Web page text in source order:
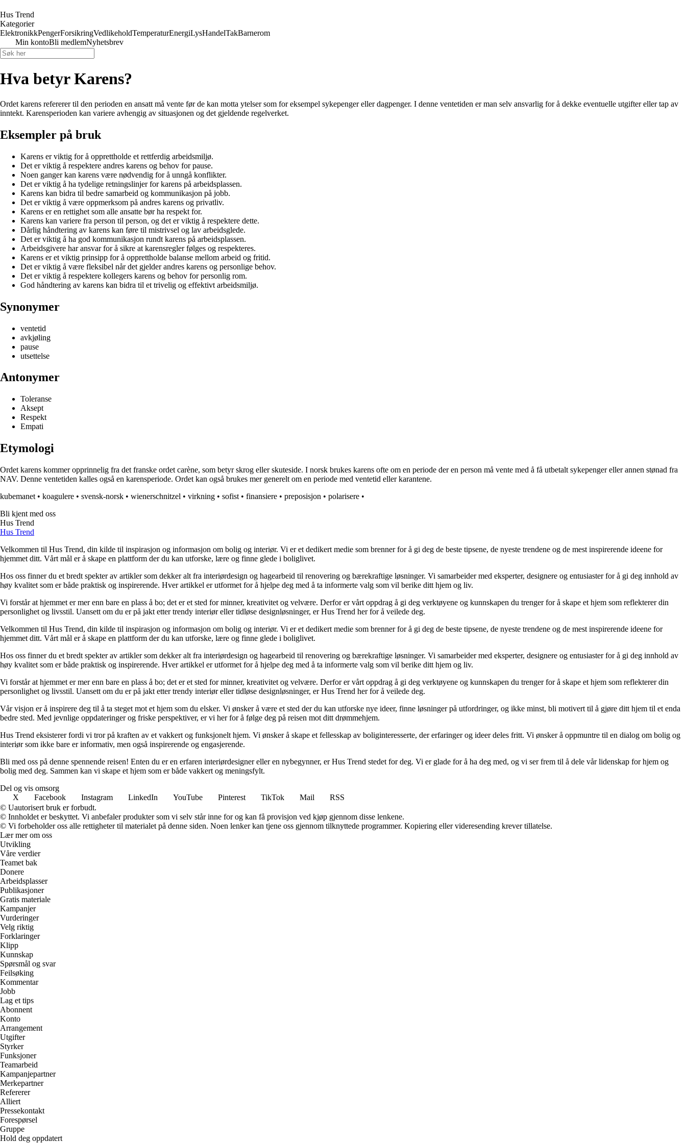
Hus Trend
Kategorier
ElektronikkPengerForsikringVedlikeholdTemperaturEnergiLysHandelTakBarnerom
Min kontoBli medlemNyhetsbrev
Hva betyr Karens?
Ordet karens refererer til den perioden en ansatt må vente før de kan motta ytelser som for eksempel sykepenger eller dagpenger. I denne ventetiden er man selv ansvarlig for å dekke eventuelle utgifter eller tap av
inntekt. Karensperioden kan variere avhengig av situasjonen og det gjeldende regelverket.
Eksempler på bruk
Karens er viktig for å opprettholde et rettferdig arbeidsmiljø.
Det er viktig å respektere andres karens og behov for pause.
Noen ganger kan karens være nødvendig for å unngå konflikter.
Det er viktig å ha tydelige retningslinjer for karens på arbeidsplassen.
Karens kan bidra til bedre samarbeid og kommunikasjon på jobb.
Det er viktig å være oppmerksom på andres karens og privatliv.
Karens er en rettighet som alle ansatte bør ha respekt for.
Karens kan variere fra person til person, og det er viktig å respektere dette.
Dårlig håndtering av karens kan føre til mistrivsel og lav arbeidsglede.
Det er viktig å ha god kommunikasjon rundt karens på arbeidsplassen.
Arbeidsgivere har ansvar for å sikre at karensregler følges og respekteres.
Karens er et viktig prinsipp for å opprettholde balanse mellom arbeid og fritid.
Det er viktig å være fleksibel når det gjelder andres karens og personlige behov.
Det er viktig å respektere kollegers karens og behov for personlig rom.
God håndtering av karens kan bidra til et trivelig og effektivt arbeidsmiljø.
Synonymer
ventetid
avkjøling
pause
utsettelse
Antonymer
Toleranse
Aksept
Respekt
Empati
Etymologi
Ordet karens kommer opprinnelig fra det franske ordet carène, som betyr skrog eller skuteside. I norsk brukes karens ofte om en periode der en person må vente med å få utbetalt sykepenger eller annen stønad fra
NAV. Denne ventetiden kalles også en karensperiode. Ordet kan også brukes mer generelt om en periode med ventetid eller karantene.
kubemanet • koagulere • svensk-norsk • wienerschnitzel • virkning • sofist • finansiere • preposisjon • polarisere •
Bli kjent med oss
Hus Trend
Hus Trend
Velkommen til Hus Trend, din kilde til inspirasjon og informasjon om bolig og interiør. Vi er et dedikert medie som brenner for å gi deg de beste tipsene, de nyeste trendene og de mest inspirerende ideene for
hjemmet ditt. Vårt mål er å skape en plattform der du kan utforske, lære og finne glede i boliglivet.
Hos oss finner du et bredt spekter av artikler som dekker alt fra interiørdesign og hagearbeid til renovering og bærekraftige løsninger. Vi samarbeider med eksperter, designere og entusiaster for å gi deg innhold av
høy kvalitet som er både praktisk og inspirerende. Hver artikkel er utformet for å hjelpe deg med å ta informerte valg som vil berike ditt hjem og liv.
Vi forstår at hjemmet er mer enn bare en plass å bo; det er et sted for minner, kreativitet og velvære. Derfor er vårt oppdrag å gi deg verktøyene og kunnskapen du trenger for å skape et hjem som reflekterer din
personlighet og livsstil. Uansett om du er på jakt etter trendy interiør eller tidløse designløsninger, er Hus Trend her for å veilede deg.
Velkommen til Hus Trend, din kilde til inspirasjon og informasjon om bolig og interiør. Vi er et dedikert medie som brenner for å gi deg de beste tipsene, de nyeste trendene og de mest inspirerende ideene for
hjemmet ditt. Vårt mål er å skape en plattform der du kan utforske, lære og finne glede i boliglivet.
Hos oss finner du et bredt spekter av artikler som dekker alt fra interiørdesign og hagearbeid til renovering og bærekraftige løsninger. Vi samarbeider med eksperter, designere og entusiaster for å gi deg innhold av
høy kvalitet som er både praktisk og inspirerende. Hver artikkel er utformet for å hjelpe deg med å ta informerte valg som vil berike ditt hjem og liv.
Vi forstår at hjemmet er mer enn bare en plass å bo; det er et sted for minner, kreativitet og velvære. Derfor er vårt oppdrag å gi deg verktøyene og kunnskapen du trenger for å skape et hjem som reflekterer din
personlighet og livsstil. Uansett om du er på jakt etter trendy interiør eller tidløse designløsninger, er Hus Trend her for å veilede deg.
Vår visjon er å inspirere deg til å ta steget mot et hjem som du elsker. Vi ønsker å være et sted der du kan utforske nye ideer, finne løsninger på utfordringer, og ikke minst, bli motivert til å gjøre ditt hjem til et enda
bedre sted. Med jevnlige oppdateringer og friske perspektiver, er vi her for å følge deg på reisen mot ditt drømmehjem.
Hus Trend eksisterer fordi vi tror på kraften av et vakkert og funksjonelt hjem. Vi ønsker å skape et fellesskap av boliginteresserte, der erfaringer og ideer deles fritt. Vi ønsker å oppmuntre til en dialog om bolig og
interiør som ikke bare er informativ, men også inspirerende og engasjerende.
Bli med oss på denne spennende reisen! Enten du er en erfaren interiørdesigner eller en nybegynner, er Hus Trend stedet for deg. Vi er glade for å ha deg med, og vi ser frem til å dele vår lidenskap for hjem og
bolig med deg. Sammen kan vi skape et hjem som er både vakkert og meningsfylt.
Del og vis omsorg
X
Facebook Instagram LinkedIn YouTube Pinterest TikTok Mail
RSS
© Uautorisert bruk er forbudt.
© Innholdet er beskyttet. Vi anbefaler produkter som vi selv står inne for og kan få provisjon ved kjøp gjennom disse lenkene.
© Vi forbeholder oss alle rettigheter til materialet på denne siden. Noen lenker kan tjene oss gjennom tilknyttede programmer. Kopiering eller videresending krever tillatelse.
Lær mer om oss
Utvikling
Våre verdier
Teamet bak
Donere
Arbeidsplasser
Publikasjoner
Gratis materiale
Kampanjer
Vurderinger
Velg riktig
Forklaringer
Klipp
Kunnskap
Spørsmål og svar
Feilsøking
Kommentar
Jobb
Lag et tips
Abonnent
Konto
Arrangement
Utgifter
Styrker
Funksjoner
Teamarbeid
Kampanjepartner
Merkepartner
Refererer
Alliert
Pressekontakt
Forespørsel
Gruppe
Hold deg oppdatert